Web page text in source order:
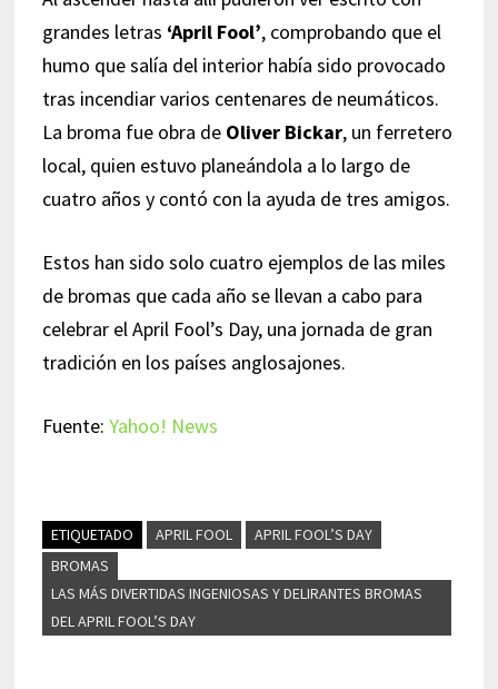
grandes letras ‘April Fool’, comprobando que el
humo que salía del interior había sido provocado
tras incendiar varios centenares de neumáticos.
La broma fue obra de Oliver Bickar, un ferretero
local, quien estuvo planeándola a lo largo de
cuatro años y contó con la ayuda de tres amigos.
Estos han sido solo cuatro ejemplos de las miles
de bromas que cada año se llevan a cabo para
celebrar el April Fool’s Day, una jornada de gran
tradición en los países anglosajones.
Fuente: Yahoo! News
ETIQUETADO APRIL FOOL
APRIL FOOL’S DAY
BROMAS
LAS MÁS DIVERTIDAS INGENIOSAS Y DELIRANTES BROMAS
DEL APRIL FOOL’S DAY